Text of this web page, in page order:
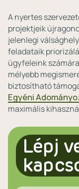
A nyertes
projektjeik
jelenlegi
feladataik
ügyfeleink
mélyebb
biztosítható
Egyéni
maximális
Lépj